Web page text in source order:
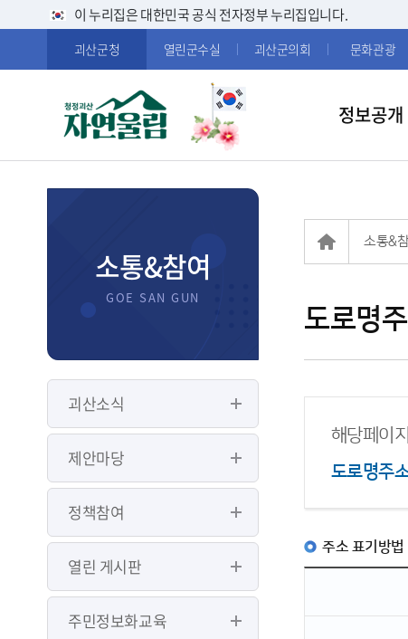
이 누리집은 대한민국 공식 전자정부 누리집입니다.
괴산군청 열린군수실 괴산군의회 문화관광
정보공개
소통&참여
괴산소식
제안마당
정책참여
열린 게시판
주민정보화교육
도로명
소통&
해당페이
도로명주
주소 표기방법